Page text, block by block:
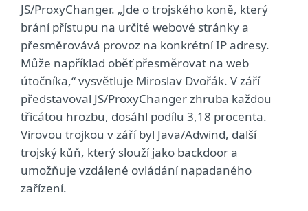
JS/ProxyChanger. „Jde o trojského koně, který
brání přístupu na určité webové stránky a
přesměrovává provoz na konkrétní IP adresy.
Může například oběť přesměrovat na web
útočníka,“ vysvětluje Miroslav Dvořák. V září
představoval JS/ProxyChanger zhruba každou
třicátou hrozbu, dosáhl podílu 3,18 procenta.
Virovou trojkou v září byl Java/Adwind, další
trojský kůň, který slouží jako backdoor a
umožňuje vzdálené ovládání napadaného
zařízení.